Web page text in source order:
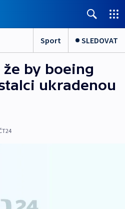
Sport SLEDOVAT
by boeing
ukradenou